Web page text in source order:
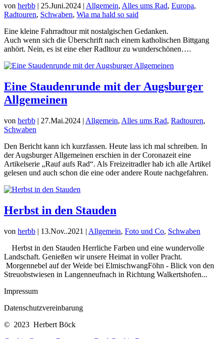
von herbb | 25.Juni.2024 | Allgemein, Alles ums Rad, Europa,
Radtouren, Schwaben, Wia ma hald so said
Eine kleine Fahrradtour mit nostalgischen Gedanken.
Auch wenn sich die Überschrift nach einem katholischen Bittgang
anhört. Nein, es ist eine eher Radltour zu wunderschönen….
Eine Staudenrunde mit der Augsburger
Allgemeinen
von herbb | 27.Mai.2024 | Allgemein, Alles ums Rad, Radtouren,
Schwaben
Den Bericht kann ich kurzfassen. Heute lass ich mal schreiben. In
der Augsburger Allgemeinen erschien in der Coronazeit eine
Artikelserie „Rauf aufs Rad“. Als Freizeitradler hab ich alle Artikel
gelesen und auch schon die eine oder andere Route nachgefahren.
Herbst in den Stauden
von herbb | 13.Nov..2021 | Allgemein, Foto und Co, Schwaben
Herbst in den Stauden Herrliche Farben und eine wundervolle
Landschaft. Genießen wir unsere Heimat in voller Pracht.
Morgennebel auf der Weide bei ElmischwangFöhn - Blick von den
Streuobstwiesen in Langenneufnach in Richtung Walkertshofen...
Impressum
Datenschutzvereinbarung
© 2023 Herbert Böck